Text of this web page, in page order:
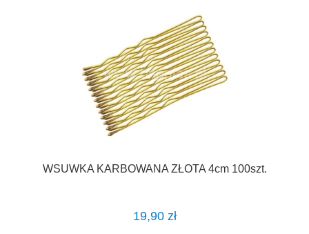
WSUWKA KARBOWANA ZŁOTA 4cm 100szt.
19,90 zł